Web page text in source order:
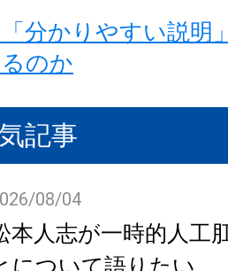
分かりやすい説明
のか
記事
08/04
本人志が一時的人工